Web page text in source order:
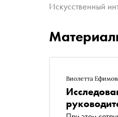
Искусственный
Виолетта